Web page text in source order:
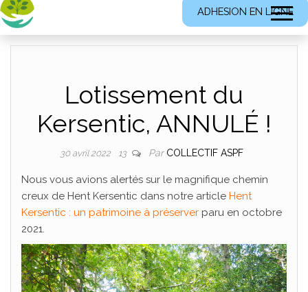
ADHESION EN LIGNE
Lotissement du
Kersentic, ANNULÉ !
30 avril 2022 13 Par COLLECTIF ASPF
Nous vous avions alertés sur le magnifique chemin
creux de Hent Kersentic dans notre article Hent
Kersentic : un patrimoine à préserver paru en octobre
2021.